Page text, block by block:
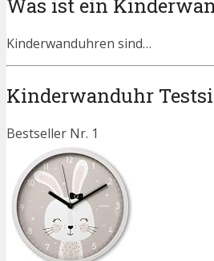
Was ist ein
Kinderwanduhren sind…
Kinderwanduhr
Bestseller Nr. 1